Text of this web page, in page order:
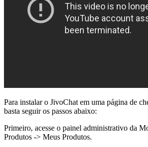
Para instalar o JivoChat em uma página de
basta seguir os passos abaixo:
Primeiro, acesse o painel administrativo da
Produtos -> Meus Produtos.